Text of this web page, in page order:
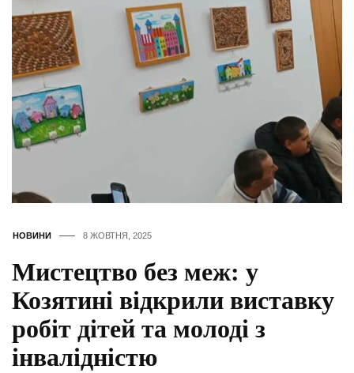
НОВИНИ 8 ЖОВТНЯ, 2025
Мистецтво без меж: у
Козятині відкрили виставку
робіт дітей та молоді з
інвалідністю